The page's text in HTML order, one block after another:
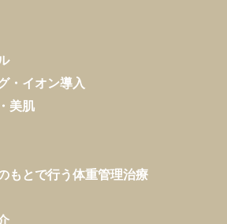
・イオン導入
美肌
もとで行う体重管理治療